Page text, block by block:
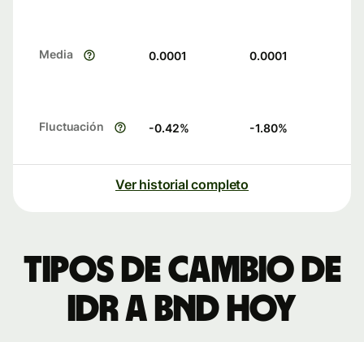
Media 0.0001 0.0001
Fluctuación -0.42% -1.80%
Ver historial completo
Tipos de cambio de
IDR a BND hoy